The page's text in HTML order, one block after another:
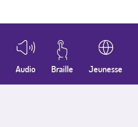
Audio Braille Jeunesse